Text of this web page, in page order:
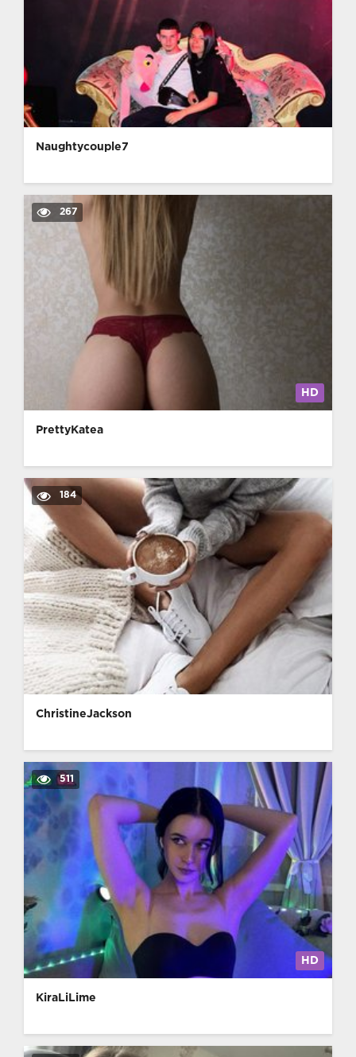
Naughtycouple7
267
HD
PrettyKatea
184
ChristineJackson
511
HD
KiraLiLime